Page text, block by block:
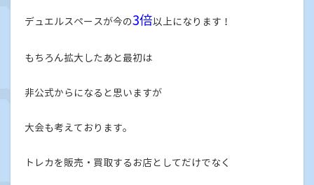
デュエルスペースが今の3倍以上になります！
もちろん拡大したあと最初は
非公式からになると思いますが
大会も考えております。
トレカを販売・買取するお店としてだけでなく